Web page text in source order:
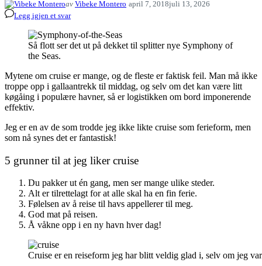
av Vibeke Montero april 7, 2018juli 13, 2026
Legg igjen et svar
Så flott ser det ut på dekket til splitter nye Symphony of
the Seas.
Mytene om cruise er mange, og de fleste er faktisk feil. Man må ikke
troppe opp i gallaantrekk til middag, og selv om det kan være litt
køgåing i populære havner, så er logistikken om bord imponerende
effektiv.
Jeg er en av de som trodde jeg ikke likte cruise som ferieform, men
som nå synes det er fantastisk!
5 grunner til at jeg liker cruise
Du pakker ut én gang, men ser mange ulike steder.
Alt er tilrettelagt for at alle skal ha en fin ferie.
Følelsen av å reise til havs appellerer til meg.
God mat på reisen.
Å våkne opp i en ny havn hver dag!
Cruise er en reiseform jeg har blitt veldig glad i, selv om jeg